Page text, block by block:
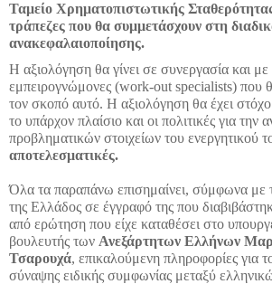
Ταμείο Χρηματοπιστωτικής
τράπεζες που θα συμμετάσχουν στη
ανακεφαλαιοποίησης.
Η αξιολόγηση θα γίνει σε συνεργασία και με
εμπειρογνώμονες (work-out specialists) που
τον σκοπό αυτό. Η αξιολόγηση θα έχει στόχο
το υπάρχον πλαίσιο και οι πολιτικές για την
προβληματικών στοιχείων του ενεργητικού
αποτελεσματικές.
Όλα τα παραπάνω επισημαίνει, σύμφωνα
της Ελλάδος σε έγγραφό της που
από ερώτηση που είχε καταθέσει στο
βουλευτής των Ανεξάρτητων Ελλήνων
Τσαρουχά, επικαλούμενη πληροφορίες για
σύναψης ειδικής συμφωνίας μεταξύ